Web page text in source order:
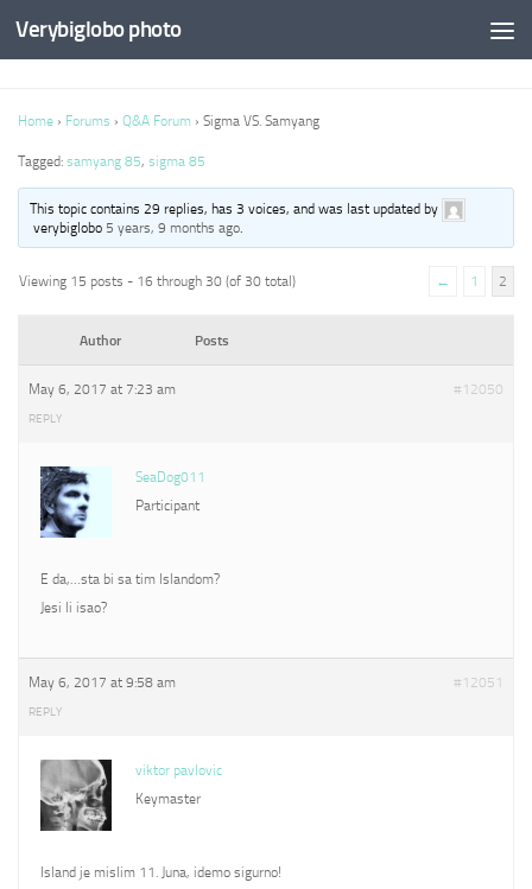
Verybiglobo photo
Home › Forums › Q&A Forum › Sigma VS. Samyang
Tagged: samyang 85, sigma 85
This topic contains 29 replies, has 3 voices, and was last updated by
verybiglobo 5 years, 9 months ago.
Viewing 15 posts - 16 through 30 (of 30 total) ← 1 2
Author Posts
May 6, 2017 at 7:23 am #12050
REPLY
SeaDog011
Participant
E da,…sta bi sa tim Islandom?
Jesi li isao?
May 6, 2017 at 9:58 am #12051
REPLY
viktor pavlovic
Keymaster
Island je mislim 11. Juna, idemo sigurno!